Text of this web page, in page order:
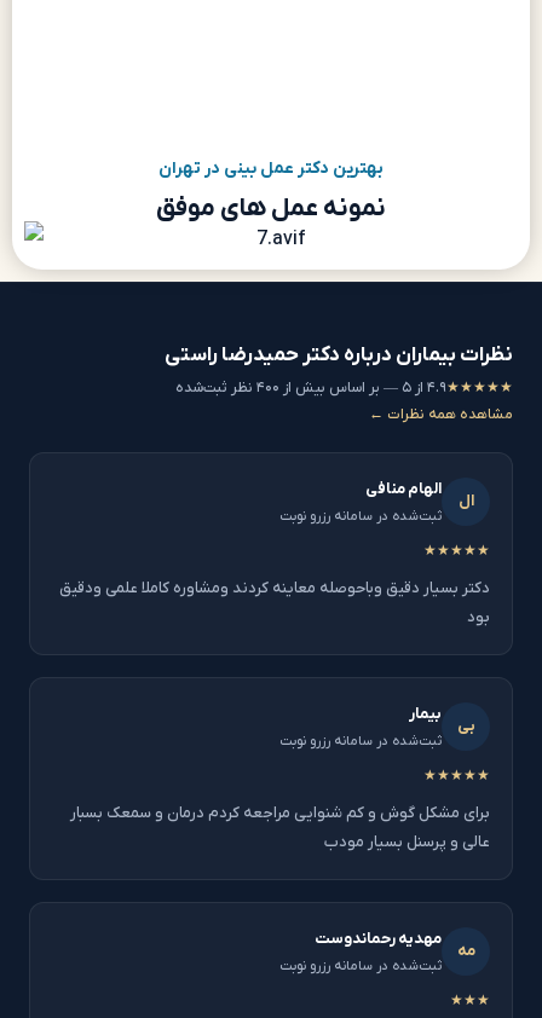
بهترین دکتر عمل بینی در تهران
نمونه عمل های موفق
نظرات بیماران درباره دکتر حمیدرضا راستی
★★★★★۴.۹ از ۵ — بر اساس بیش از ۴۰۰ نظر ثبت‌شده
مشاهده همه نظرات ←
ال
الهام منافی
ثبت‌شده در سامانه رزرو نوبت
★★★★★
دکتر بسیار دقیق وباحوصله معاینه کردند ومشاوره کاملا علمی ودقیق
بود
بی
بیمار
ثبت‌شده در سامانه رزرو نوبت
★★★★★
برای مشکل گوش و کم شنوایی مراجعه کردم درمان و سمعک بسبار
عالی و پرسنل بسیار مودب
مه
مهدیه رحماندوست
ثبت‌شده در سامانه رزرو نوبت
★★★